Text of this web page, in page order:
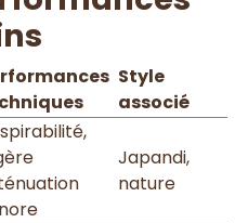
Style
associé
Japandi,
nature